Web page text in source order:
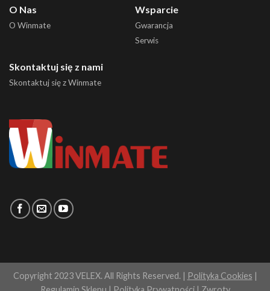
O Nas
O Winmate
Wsparcie
Gwarancja
Serwis
Skontaktuj się z nami
Skontaktuj się z Winmate
Copyright 2023 VELEX. All Rights Reserved. | Polityka Cookies |